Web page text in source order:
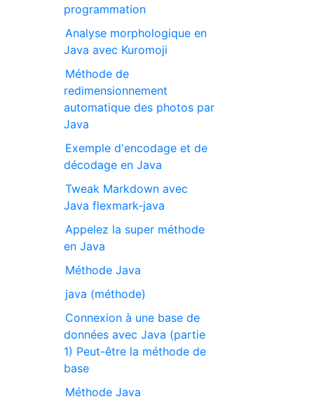
programmation
Analyse morphologique en
Java avec Kuromoji
Méthode de
redimensionnement
automatique des photos par
Java
Exemple d'encodage et de
décodage en Java
Tweak Markdown avec
Java flexmark-java
Appelez la super méthode
en Java
Méthode Java
java (méthode)
Connexion à une base de
données avec Java (partie
1) Peut-être la méthode de
base
Méthode Java